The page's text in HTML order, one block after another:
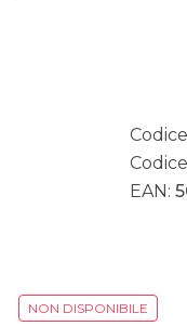
EAN:
NON DISPONIBILE